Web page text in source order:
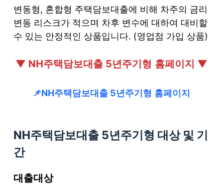
변동형, 혼합형 주택담보대출에 비해 차주의 금리
변동 리스크가 적으며 차후 변수에 대하여 대비할
수 있는 안정적인 상품입니다. (영업점 가입 상품)
▼ NH주택담보대출 5년주기형 홈페이지 ▼
📌NH주택담보대출 5년주기형 홈페이지
NH주택담보대출 5년주기형 대상 및 기
간
대출대상